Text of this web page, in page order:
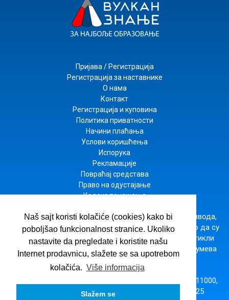
Naš sajt koristi kolačiće (cookies) kako bi
poboljšao funkcionalnost stranice. Ukoliko
nastavite da pregledate i koristite našu
Internet prodavnicu, slažete se sa upotrebom
kolačića. Više informacija
Slažem se
Пријава / Регистрација
Регистрација за наставнике
О нама
Контакт
Регистрација и куповина
Политика приватности
Начини плаћања
Услови коришћења
Испорука
Рекламације
Повраћај средстава
Право на одустајање
Кодекс понашања
Настојимо да будемо што прецизнији у опису производа,
приказу слика и цена, али не можемо да гарантујемо да су
све информације комплетне и без грешака. Сви артикли
приказани на сајту су део наше понуде и не подразумева
да су доступни у сваком тренутку.
· Господара Вучића 245б, Београд 11000,
office@vulkanznanje.rs +381 11 74 56 025